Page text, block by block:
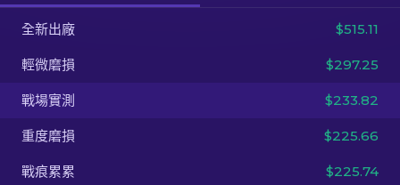
其他
全新出廠 $515.11
輕微磨損 $297.25
戰場實測 $233.82
重度磨損 $225.66
戰痕累累 $225.74